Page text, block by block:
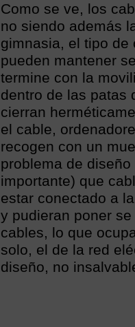
Como se ve, los
no siendo además
gimnasia, el tipo de
pueden mantener
termine con la
dentro de las patas
cierran
el cable,
recogen con un
problema de
importante) que
estar conectado a
y pudieran poner
cables, lo que
solo, el de la red
diseño, no